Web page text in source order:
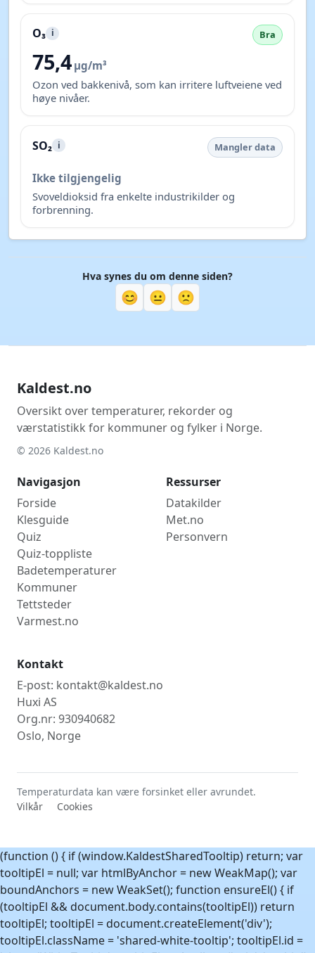
O₃ i Bra
75,4 µg/m³
Ozon ved bakkenivå, som kan irritere luftveiene ved
høye nivåer.
SO₂ i Mangler data
Ikke tilgjengelig
Svoveldioksid fra enkelte industrikilder og
forbrenning.
Hva synes du om denne siden?
😊 😐 🙁
Kaldest.no
Oversikt over temperaturer, rekorder og
værstatistikk for kommuner og fylker i Norge.
© 2026 Kaldest.no
Navigasjon
Forside
Klesguide
Quiz
Quiz-toppliste
Badetemperaturer
Kommuner
Tettsteder
Varmest.no
Ressurser
Datakilder
Met.no
Personvern
Kontakt
E-post: kontakt@kaldest.no
Huxi AS
Org.nr: 930940682
Oslo, Norge
Temperaturdata kan være forsinket eller avrundet.
Vilkår
Cookies
(function () { if (window.KaldestSharedTooltip) return; var
tooltipEl = null; var htmlByAnchor = new WeakMap(); var
boundAnchors = new WeakSet(); function ensureEl() { if
(tooltipEl && document.body.contains(tooltipEl)) return
tooltipEl; tooltipEl = document.createElement('div');
tooltipEl.className = 'shared-white-tooltip'; tooltipEl.id =